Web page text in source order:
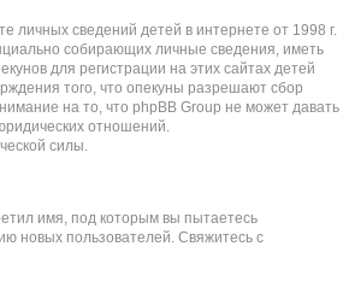
личных сведений детей в интернете от 1998 г.
собирающих личные сведения, иметь
для регистрации на этих сайтах детей
того, что опекуны разрешают сбор
на то, что phpBB Group не может давать
отношений.
силы.
имя, под которым вы пытаетесь
новых пользователей. Свяжитесь с